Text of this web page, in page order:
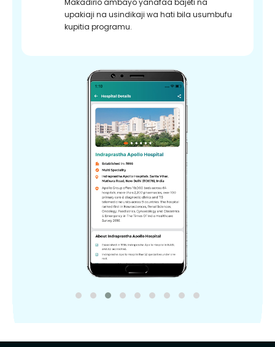
Makadirio ambayo yanafaa bajeti na
upakiaji na usindikaji wa hati bila usumbufu
kupitia programu.